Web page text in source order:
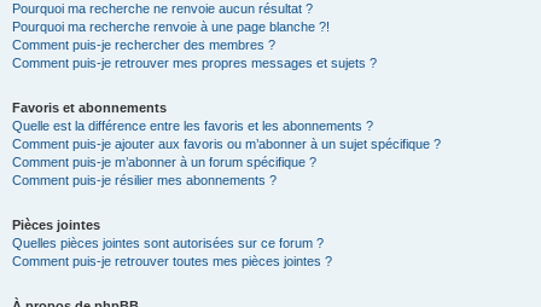
Pourquoi ma recherche ne renvoie aucun résultat ?
Pourquoi ma recherche renvoie à une page blanche ?!
Comment puis-je rechercher des membres ?
Comment puis-je retrouver mes propres messages et sujets ?
Favoris et abonnements
Quelle est la différence entre les favoris et les abonnements ?
Comment puis-je ajouter aux favoris ou m’abonner à un sujet spécifique ?
Comment puis-je m’abonner à un forum spécifique ?
Comment puis-je résilier mes abonnements ?
Pièces jointes
Quelles pièces jointes sont autorisées sur ce forum ?
Comment puis-je retrouver toutes mes pièces jointes ?